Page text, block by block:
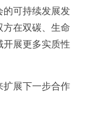
的可持续发展发
方在双碳、生命
开展更多实质性
扩展下一步合作